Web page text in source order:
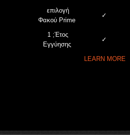
επιλογή
Φακού Prime
✓
1 ;Έτος
Εγγύησης
✓
LEARN MORE